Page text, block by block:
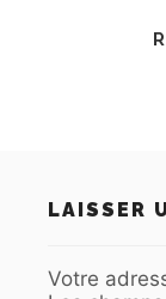
LAISSER
Votre